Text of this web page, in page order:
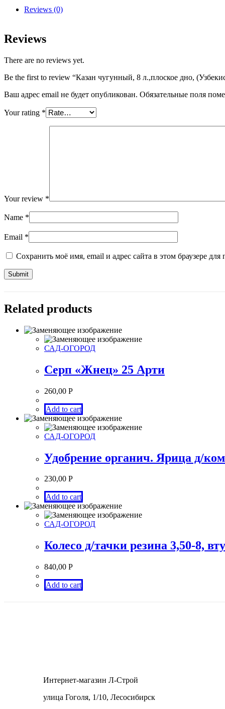
Reviews (0)
Reviews
There are no reviews yet.
Be the first to review “Казан чугунный, 8 л.,плоское дно,
Ваш адрес email не будет опубликован. Обязательные поля
Your rating *
Your review *
Name *
Email *
Сохранить моё имя, email и адрес сайта в этом браузере
Related products
САД-ОГОРОД
Серп «Жнец» 25 Арти
260,00 Р
Add to cart
САД-ОГОРОД
Удобрение органич. Ярица д/
230,00 Р
Add to cart
САД-ОГОРОД
Колесо д/тачки резина 3,50-8,
840,00 Р
Add to cart
Интернет-магазин Л-Строй
улица Гоголя, 1/10, Лесосибирск